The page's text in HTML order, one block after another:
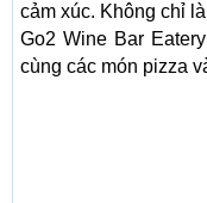
cảm xúc. Không chỉ
Go2 Wine Bar
cùng các món pizza